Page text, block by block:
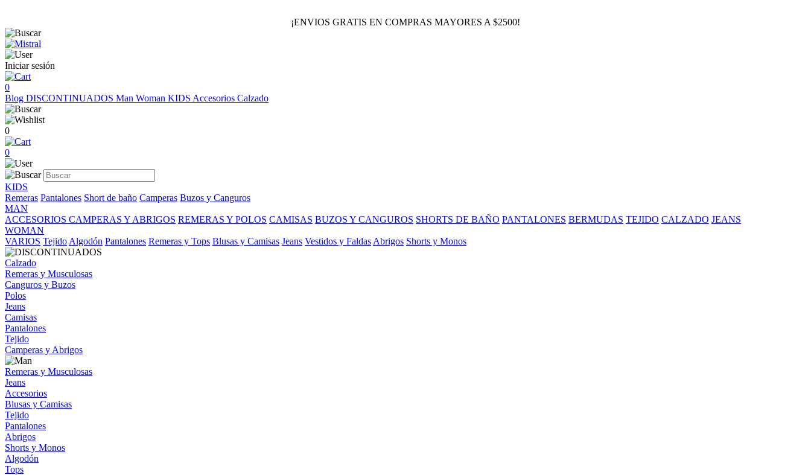
¡ENVIOS GRATIS EN COMPRAS MAYORES A $2500!
Iniciar sesión
0
Blog DISCONTINUADOS Man Woman KIDS Accesorios Calzado
0
0
KIDS
Remeras Pantalones Short de baño Camperas Buzos y Canguros
MAN
ACCESORIOS CAMPERAS Y ABRIGOS REMERAS Y POLOS CAMISAS BUZOS Y CANGUROS SHORTS DE BAÑO PANTALONES BERMUDAS TEJIDO CALZADO JEANS
WOMAN
VARIOS Tejido Algodón Pantalones Remeras y Tops Blusas y Camisas Jeans Vestidos y Faldas Abrigos Shorts y Monos
Calzado
Remeras y Musculosas
Canguros y Buzos
Polos
Jeans
Camisas
Pantalones
Tejido
Camperas y Abrigos
Remeras y Musculosas
Jeans
Accesorios
Blusas y Camisas
Tejido
Pantalones
Abrigos
Shorts y Monos
Algodón
Tops